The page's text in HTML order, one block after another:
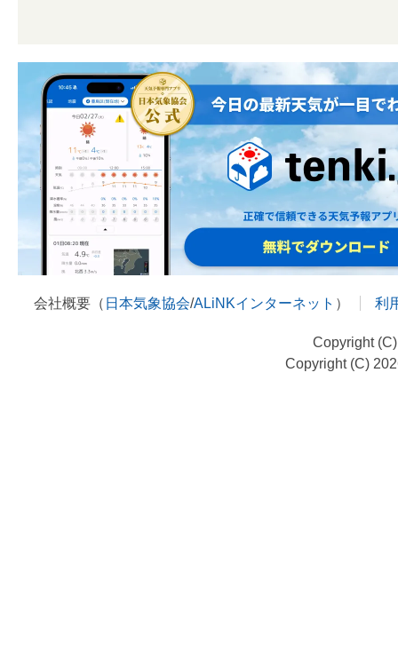
会社概要（ 日本気象協会/ALiNKインターネット ） 利
Copyright
Copyright (C)